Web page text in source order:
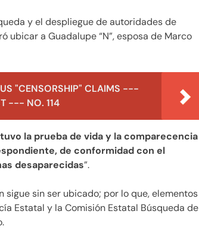
y el despliegue de autoridades de
a Guadalupe “N”, esposa de Marco
"CENSORSHIP" CLAIMS ---
--- NO. 114
la prueba de vida y la comparecencia
de conformidad con el
desaparecidas”.
sigue sin ser ubicado; por lo que, elementos
Estatal y la Comisión Estatal Búsqueda de